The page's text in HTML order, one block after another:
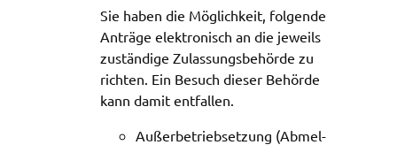
Sie haben die Möglich­keit, folgen­de
Anträ­ge elek­tro­nisch an die jeweils
zustän­di­ge Zulas­sungs­be­hör­de zu
rich­ten. Ein Besuch dieser Behör­de
kann damit entfal­len.
Außer­be­trieb­set­zung (Abmel­
Zweck:
Speicherung Einwilligung Datenschutzhinweise
Cookie Laufzeit:
Frontend Benutzer